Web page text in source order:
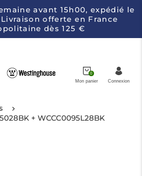
avant 15h00, expédié le
offerte en France
dès 125 €
0
Mon panier Connexion
+ WCCC0095L28BK